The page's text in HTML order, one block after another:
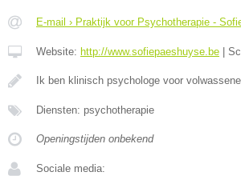
E-mail › Praktijk voor Psychotherapie -
Website: http://www.sofiepaeshuyse.be
Ik ben klinisch psychologe voor
Diensten: psychotherapie
Openingstijden onbekend
Sociale media: